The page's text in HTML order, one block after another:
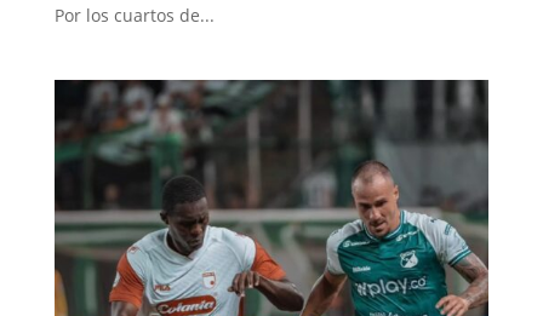
Por los cuartos de...